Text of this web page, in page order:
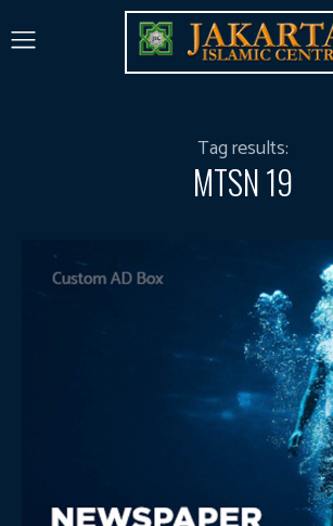
Tag results:
MTSN 19